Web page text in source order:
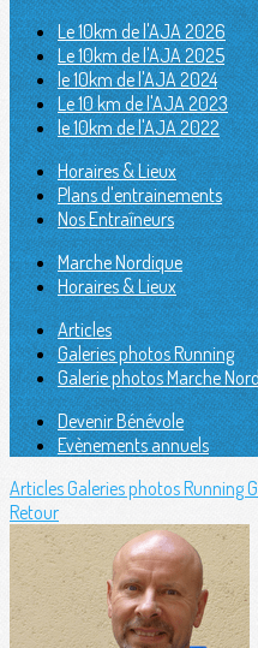
Le 10km de l'AJA 2026
Le 10km de l'AJA 2025
le 10km de l'AJA 2024
Le 10 km de l'AJA 2023
le 10km de l'AJA 2022
Horaires & Lieux
Plans d'entrainements
Nos Entraîneurs
Marche Nordique
Horaires & Lieux
Articles
Galeries photos Running
Galerie photos Marche
Devenir Bénévole
Evènements annuels
ArticlesGaleries photos Running
Retour